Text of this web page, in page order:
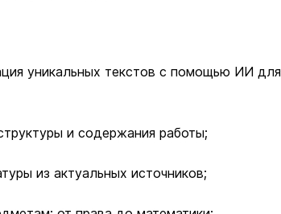
уникальных текстов с помощью ИИ для
и содержания работы;
из актуальных источников;